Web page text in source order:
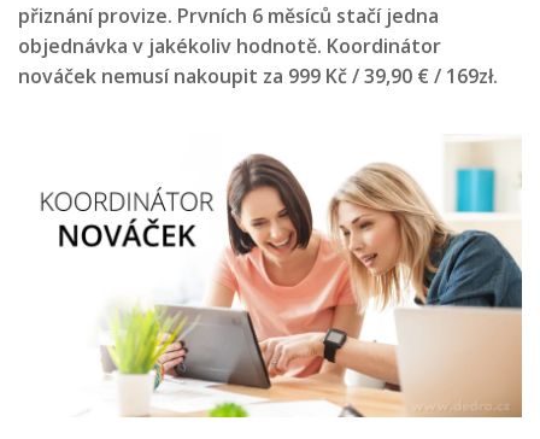
přiznání provize. Prvních 6 měsíců stačí jedna
objednávka v jakékoliv hodnotě. Koordinátor
nováček nemusí nakoupit za 999 Kč / 39,90 € / 169zł.